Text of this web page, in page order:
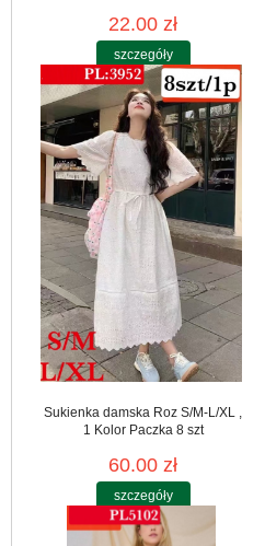
22.00 zł
szczegóły
Sukienka damska Roz S/M-L/XL ,
1 Kolor Paczka 8 szt
60.00 zł
szczegóły